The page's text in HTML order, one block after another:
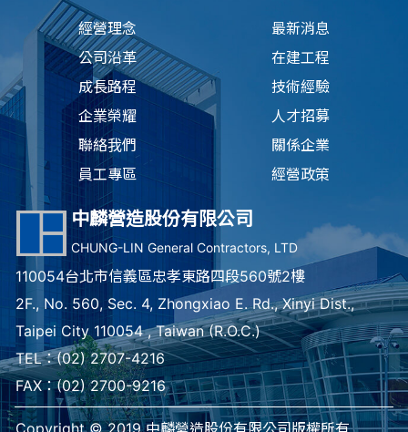
經營理念
公司沿革
成長路程
企業榮耀
聯絡我們
員工專區
最新消息
在建工程
技術經驗
人才招募
關係企業
經營政策
中麟營造股份有限公司
CHUNG-LIN General Contractors, LTD
110054台北市信義區忠孝東路四段560號2樓
2F., No. 560, Sec. 4, Zhongxiao E. Rd., Xinyi Dist.,
Taipei City 110054 , Taiwan (R.O.C.)
TEL：(02) 2707-4216
FAX：(02) 2700-9216